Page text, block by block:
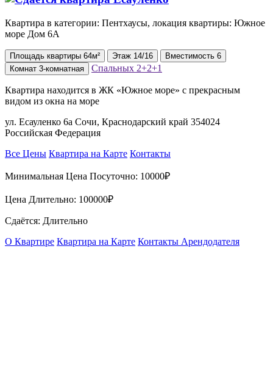
Квартира в категории: Пентхаусы, локация квартиры: Южное
море Дом 6А
Площадь квартиры 64м² Этаж 14/16 Вместимость 6
Комнат 3-комнатная Спальных 2+2+1
Квартира находится в ЖК «Южное море» с прекрасным
видом из окна на море
ул. Есауленко 6а Сочи, Краснодарский край 354024
Российская Федерация
Все Цены Квартира на Карте Контакты
Минимальная Цена Посуточно: 10000₽
Цена Длительно: 100000₽
Сдаётся: Длительно
О Квартире Квартира на Карте Контакты Арендодателя